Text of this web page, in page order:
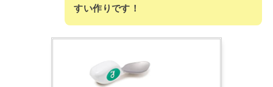
すい作りです！